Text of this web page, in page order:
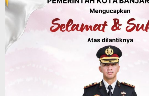
Agustus 6, 2026
Dinas Kehutanan Kalsel
Tahura Sultan Adam
Kebakaran Lahan, Api
Dipadamkan, Kadishut
Memimpin Langsung Aksi